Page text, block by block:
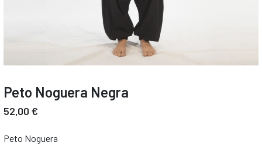
Peto Noguera Negra
52,00 €
Peto Noguera